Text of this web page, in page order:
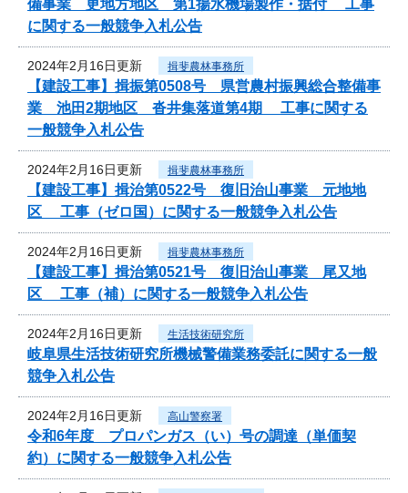
備事業 更地方地区 第1揚水機場製作・据付 工事
に関する一般競争入札公告
2024年2月16日更新 揖斐農林事務所
【建設工事】揖振第0508号 県営農村振興総合整備事
業 池田2期地区 沓井集落道第4期 工事に関する
一般競争入札公告
2024年2月16日更新 揖斐農林事務所
【建設工事】揖治第0522号 復旧治山事業 元地地
区 工事（ゼロ国）に関する一般競争入札公告
2024年2月16日更新 揖斐農林事務所
【建設工事】揖治第0521号 復旧治山事業 尾又地
区 工事（補）に関する一般競争入札公告
2024年2月16日更新 生活技術研究所
岐阜県生活技術研究所機械警備業務委託に関する一般
競争入札公告
2024年2月16日更新 高山警察署
令和6年度 プロパンガス（い）号の調達（単価契
約）に関する一般競争入札公告